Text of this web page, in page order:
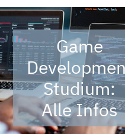
Game
Studium:
Alle Infos